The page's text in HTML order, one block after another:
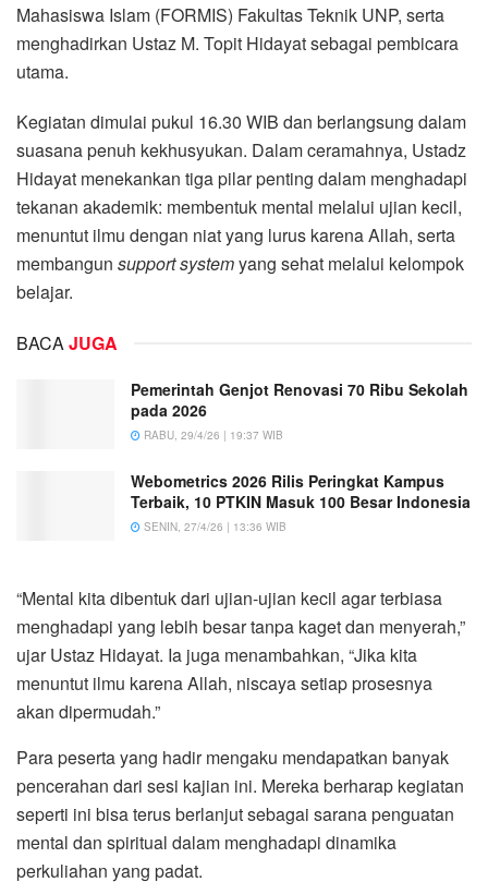
Mahasiswa Islam (FORMIS) Fakultas Teknik UNP, serta
menghadirkan Ustaz M. Topit Hidayat sebagai pembicara
utama.
Kegiatan dimulai pukul 16.30 WIB dan berlangsung dalam
suasana penuh kekhusyukan. Dalam ceramahnya, Ustadz
Hidayat menekankan tiga pilar penting dalam menghadapi
tekanan akademik: membentuk mental melalui ujian kecil,
menuntut ilmu dengan niat yang lurus karena Allah, serta
membangun support systemyang sehat melalui kelompok
belajar.
BACA JUGA
Pemerintah Genjot Renovasi 70 Ribu Sekolah
pada 2026
RABU, 29/4/26 | 19:37 WIB
Webometrics 2026 Rilis Peringkat Kampus
Terbaik, 10 PTKIN Masuk 100 Besar Indonesia
SENIN, 27/4/26 | 13:36 WIB
“Mental kita dibentuk dari ujian-ujian kecil agar terbiasa
menghadapi yang lebih besar tanpa kaget dan menyerah,”
ujar Ustaz Hidayat. Ia juga menambahkan, “Jika kita
menuntut ilmu karena Allah, niscaya setiap prosesnya
akan dipermudah.”
Para peserta yang hadir mengaku mendapatkan banyak
pencerahan dari sesi kajian ini. Mereka berharap kegiatan
seperti ini bisa terus berlanjut sebagai sarana penguatan
mental dan spiritual dalam menghadapi dinamika
perkuliahan yang padat.